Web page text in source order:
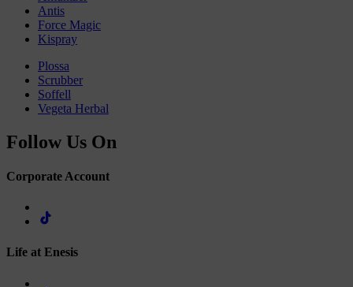
Antis
Force Magic
Kispray
Plossa
Scrubber
Soffell
Vegeta Herbal
Follow Us On
Corporate Account
Life at Enesis